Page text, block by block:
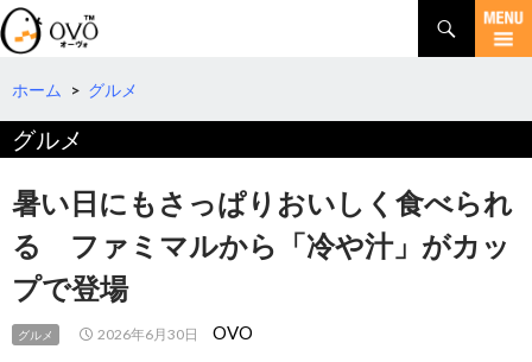
検
索
コ
テ
ツ
へ
動
ホーム > グルメ
グルメ
暑い日にもさっぱりおいしく食べられ
る ファミマルから「冷や汁」がカッ
プで登場
グルメ 2026年6月30日 OVO